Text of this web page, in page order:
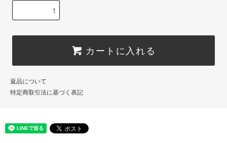
カートに入れる
返品について
特定商取引法に基づく表記